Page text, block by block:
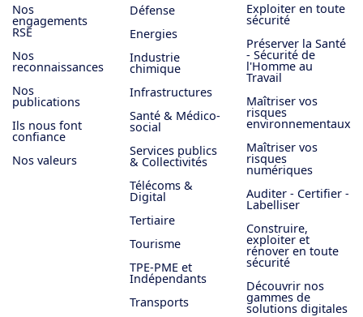
Nos
engagements
RSE
Nos
reconnaissances
Nos
publications
Ils nous font
confiance
Nos valeurs
Défense
Energies
Industrie
chimique
Infrastructures
Santé & Médico-
social
Services publics
& Collectivités
Télécoms &
Digital
Tertiaire
Tourisme
TPE-PME et
Indépendants
Transports
Exploiter en toute
sécurité
Préserver la Santé
- Sécurité de
l'Homme au
Travail
Maîtriser vos
risques
environnementaux
Maîtriser vos
risques
numériques
Auditer - Certifier -
Labelliser
Construire,
exploiter et
rénover en toute
sécurité
Découvrir nos
gammes de
solutions digitales